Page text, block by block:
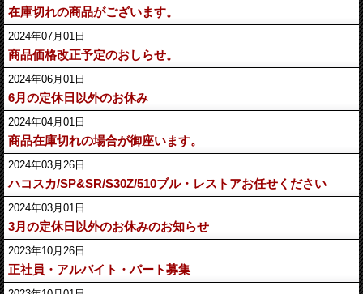
在庫切れの商品がございます。
2024年07月01日
商品価格改正予定のおしらせ。
2024年06月01日
6月の定休日以外のお休み
2024年04月01日
商品在庫切れの場合が御座います。
2024年03月26日
ハコスカ/SP&SR/S30Z/510ブル・レストアお任せください
2024年03月01日
3月の定休日以外のお休みのお知らせ
2023年10月26日
正社員・アルバイト・パート募集